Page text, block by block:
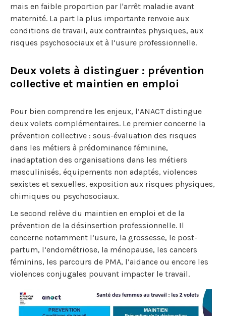
mais en faible proportion par l'arrêt maladie avant
maternité. La part la plus importante renvoie aux
conditions de travail, aux contraintes physiques, aux
risques psychosociaux et à l’usure professionnelle.
Deux volets à distinguer : prévention
collective et maintien en emploi
Pour bien comprendre les enjeux, l’ANACT distingue
deux volets complémentaires. Le premier concerne la
prévention collective : sous-évaluation des risques
dans les métiers à prédominance féminine,
inadaptation des organisations dans les métiers
masculinisés, équipements non adaptés, violences
sexistes et sexuelles, exposition aux risques physiques,
chimiques ou psychosociaux.
Le second relève du maintien en emploi et de la
prévention de la désinsertion professionnelle. Il
concerne notamment l’usure, la grossesse, le post-
partum, l’endométriose, la ménopause, les cancers
féminins, les parcours de PMA, l’aidance ou encore les
violences conjugales pouvant impacter le travail.